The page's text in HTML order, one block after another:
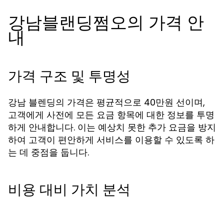
강남블랜딩쩜오의 가격 안
내
가격 구조 및 투명성
강남 블렌딩의 가격은 평균적으로 40만원 선이며,
고객에게 사전에 모든 요금 항목에 대한 정보를 투명
하게 안내합니다. 이는 예상치 못한 추가 요금을 방지
하여 고객이 편안하게 서비스를 이용할 수 있도록 하
는 데 중점을 둡니다.
비용 대비 가치 분석